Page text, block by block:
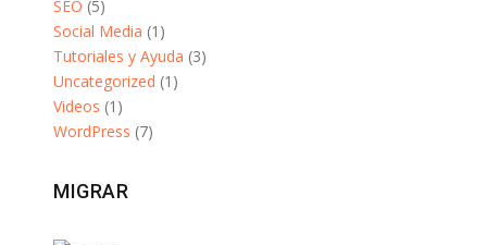
SEO (5)
Social Media (1)
Tutoriales y Ayuda (3)
Uncategorized (1)
Videos (1)
WordPress (7)
MIGRAR